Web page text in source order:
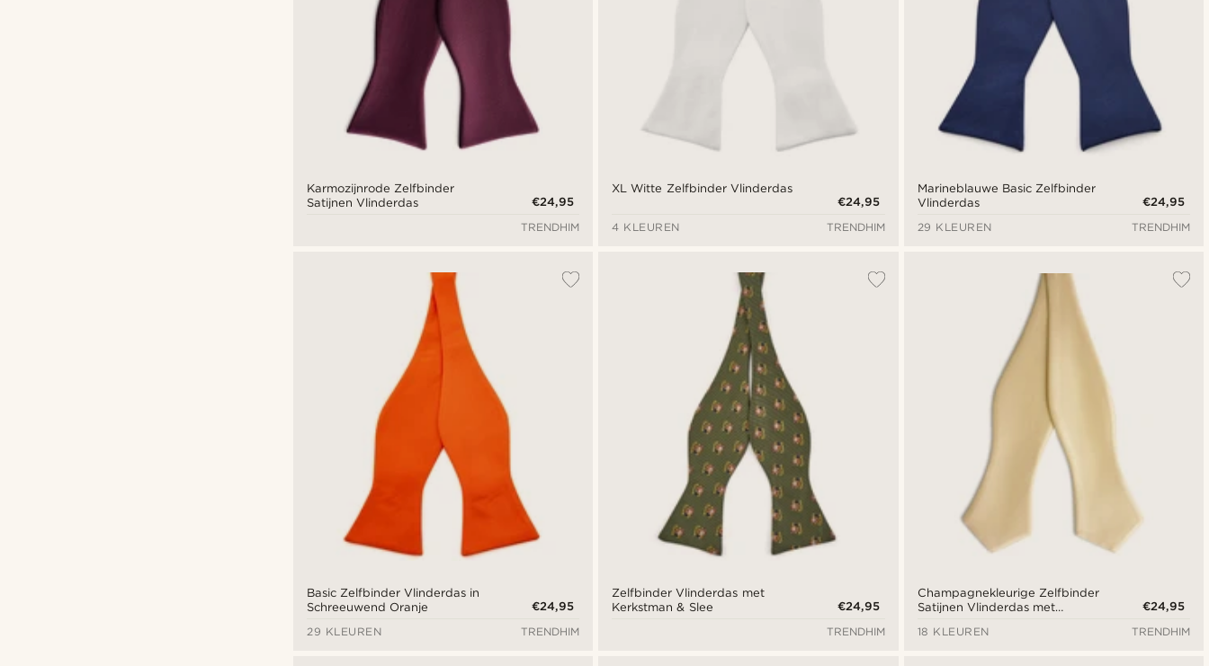
Karmozijnrode Zelfbinder
Satijnen Vlinderdas
€24,95
TRENDHIM
XL Witte Zelfbinder Vlinderdas
€24,95
4 KLEUREN
TRENDHIM
Marineblauwe Basic Zelfbinder
Vlinderdas
€24,95
29 KLEUREN
TRENDHIM
Basic Zelfbinder Vlinderdas in
Schreeuwend Oranje
€24,95
29 KLEUREN
TRENDHIM
Zelfbinder Vlinderdas met
Kerkstman & Slee
€24,95
TRENDHIM
Champagnekleurige Zelfbinder
Satijnen Vlinderdas met
€24,95
18 KLEUREN
TRENDHIM